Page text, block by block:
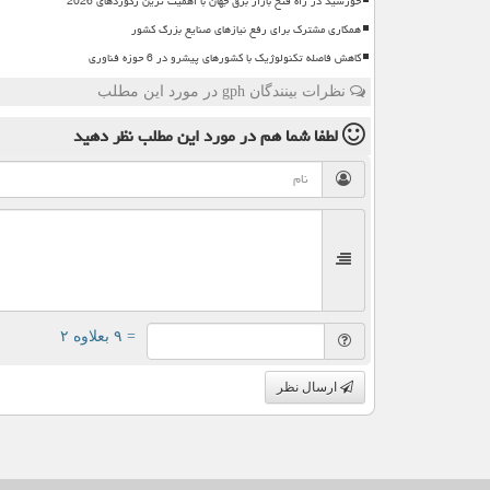
همکاری مشترک برای رفع نیازهای صنایع بزرگ کشور
کاهش فاصله تکنولوژیک با کشورهای پیشرو در 6 حوزه فناوری
نظرات بینندگان gph در مورد این مطلب
لطفا شما همدر مورد این مطلبنظر دهید
= ۹ بعلاوه ۲
ارسال نظر